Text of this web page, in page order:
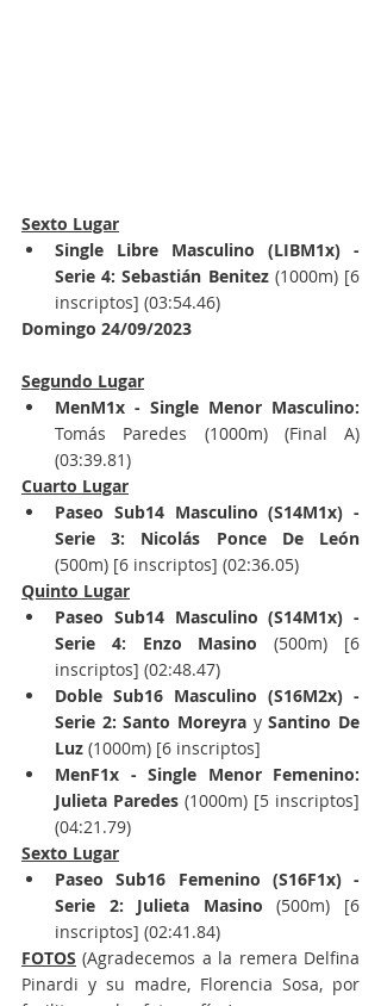
Sexto Lugar
Single Libre Masculino (LIBM1x) -
Serie 4: Sebastián Benitez (1000m) [6
inscriptos] (03:54.46)
Domingo 24/09/2023
Segundo Lugar
Tomás Paredes (1000m) (Final A)
(03:39.81)
Cuarto Lugar
Paseo Sub14 Masculino (S14M1x) -
(500m) [6 inscriptos] (02:36.05)
Quinto Lugar
Paseo Sub14 Masculino (S14M1x) -
Serie 4: Enzo Masino (500m) [6
inscriptos] (02:48.47)
Doble Sub16 Masculino (S16M2x) -
Serie 2: Santo Moreyra y Santino De
Luz (1000m) [6 inscriptos]
MenF1x - Single Menor Femenino:
Julieta Paredes (1000m) [5 inscriptos]
(04:21.79)
Sexto Lugar
Paseo Sub16 Femenino (S16F1x) -
Serie 2: Julieta Masino (500m) [6
inscriptos] (02:41.84)
FOTOS (Agradecemos a la remera Delfina
Pinardi y su madre, Florencia Sosa, por